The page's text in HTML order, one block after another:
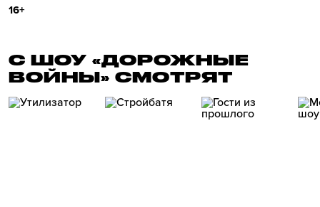
16+
С ШОУ «ДОРОЖНЫЕ
ВОЙНЫ» СМОТРЯТ